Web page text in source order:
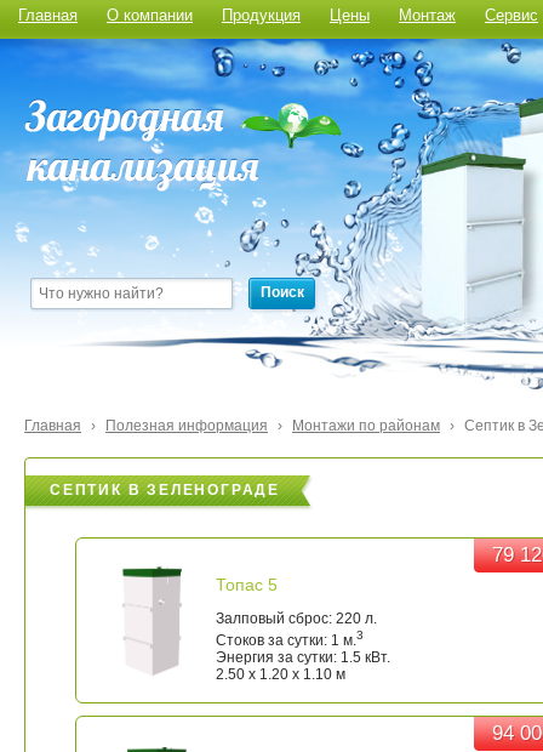
Главная О компании Продукция Цены Монтаж Сервис
Поиск
Главная › Полезная информация › Монтажи по районам › Септик в
СЕПТИК В ЗЕЛЕНОГРАДЕ
79
79
Топас 5
Залповый сброс: 220 л.
Стоков за сутки: 1 м.3
Энергия за сутки: 1.5 кВт.
2.50 x 1.20 x 1.10 м
94
94